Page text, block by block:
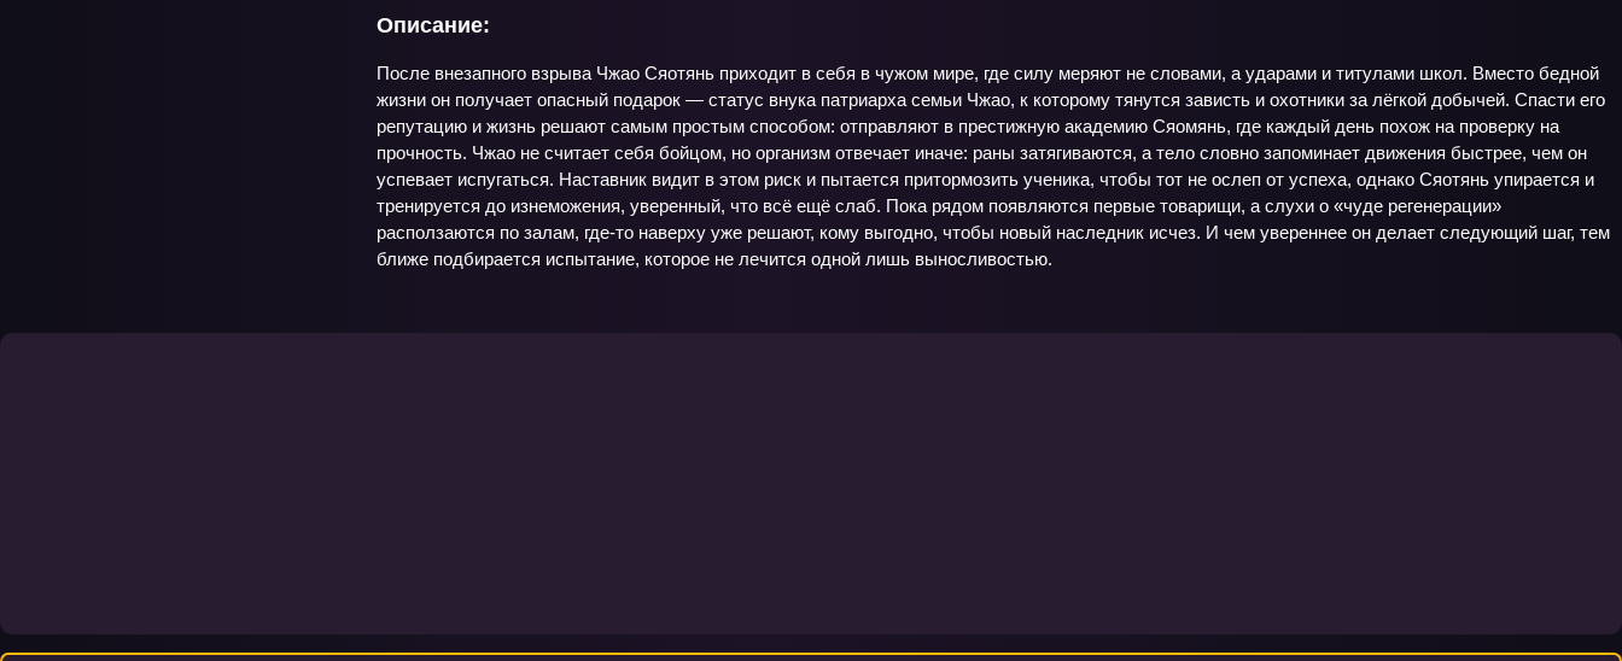
Описание:
После внезапного взрыва Чжао Сяотянь приходит в себя в чужом мире, где силу меряют не словами, а ударами и титулами школ. Вместо бедной
жизни он получает опасный подарок — статус внука патриарха семьи Чжао, к которому тянутся зависть и охотники за лёгкой добычей. Спасти его
репутацию и жизнь решают самым простым способом: отправляют в престижную академию Сяомянь, где каждый день похож на проверку на
прочность. Чжао не считает себя бойцом, но организм отвечает иначе: раны затягиваются, а тело словно запоминает движения быстрее, чем он
успевает испугаться. Наставник видит в этом риск и пытается притормозить ученика, чтобы тот не ослеп от успеха, однако Сяотянь упирается и
тренируется до изнеможения, уверенный, что всё ещё слаб. Пока рядом появляются первые товарищи, а слухи о «чуде регенерации»
расползаются по залам, где-то наверху уже решают, кому выгодно, чтобы новый наследник исчез. И чем увереннее он делает следующий шаг, тем
ближе подбирается испытание, которое не лечится одной лишь выносливостью.